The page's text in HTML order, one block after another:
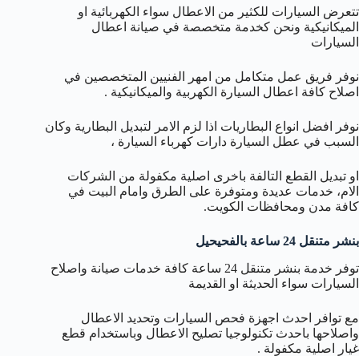
تتعرض السيارات للكثير من الاعطال سواء الكهربائية او
الميكانيكية ونحن كخدمة متخصصة في صيانة اعطال
السيارات
نوفر فريق عمل متكامل من امهر الفنيين المتخصصين في
اصلاح كافة اعطال السيارة الكهربية والميكانيكية .
نوفر افضل انواع البطاريات اذا لزم الامر لتبديل البطارية وكان
السبب في عطل السيارة دارات كهرباء السيارة ،
او تبديل القطع التالفة باخرى اصلية مكفولة من الشركات
الام، خدمات عديدة ومتوفرة على الطرق وامام البيت في
كافة مدن ومحافظات الكويت.
بنشر متنقل 24 ساعة بالفحيحيل
توفر خدمة بنشر متنقل 24 ساعة كافة خدمات صيانة واصلاح
السيارات سواء الحديثة او القديمة
مع توافر احدث اجهزة فحص السيارات وتحديد الاعطال
واصلاحها باحدث تكنولوجيا تصليح الاعطال وباستخدام قطع
غيار اصلية مكفولة .